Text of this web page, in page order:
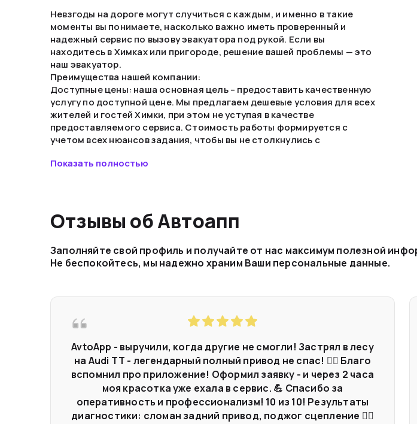
Невзгоды на дороге могут случиться с каждым, и именно в такие
моменты вы понимаете, насколько важно иметь проверенный и
надежный сервис по вызову эвакуатора под рукой. Если вы
находитесь в Химках или пригороде, решение вашей проблемы — это
наш эвакуатор.
Преимущества нашей компании:
Доступные цены: наша основная цель – предоставить качественную
услугу по доступной цене. Мы предлагаем дешевые условия для всех
жителей и гостей Химки, при этом не уступая в качестве
предоставляемого сервиса. Стоимость работы формируется с
учетом всех нюансов задания, чтобы вы не столкнулись с
Внедорожный эвакуатор и манипулятор: в нашем автопарке не только
Круглосуточная работа: проблемы на дороге могут возникнуть в
любое время суток. Наша служба работает круглосуточно,
Показать полностью
Отзывы об Автоапп
Заполняйте свой профиль и получайте от нас максимум полезной
Не беспокойтесь, мы надежно храним Ваши персональные данные.
AvtoApp - выручили, когда другие не смогли! Застрял в лесу
на Audi TT - легендарный полный привод не спас! 🤷‍♂️ Благо
вспомнил про приложение! Оформил заявку - и через 2 часа
моя красотка уже ехала в сервис. 💪 Спасибо за
оперативность и профессионализм! 10 из 10! Результаты
диагностики: сломан задний привод, поджог сцепление 🤦‍♂️